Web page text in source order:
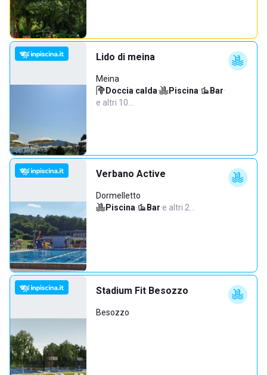
Lido di meina
Meina
Doccia calda· Piscina· Bar·
e altri 10…
Verbano Active
Dormelletto
Piscina· Bar·e altri 2…
Stadium Fit Besozzo
Besozzo